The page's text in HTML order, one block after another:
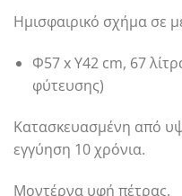
Ημισφαιρικό σχήμα σε
Φ57 x Υ42 cm, 67
φύτευσης)
Κατασκευασμένη από
εγγύηση 10 χρόνια.
Μοντέρνα υφή πέτρας.